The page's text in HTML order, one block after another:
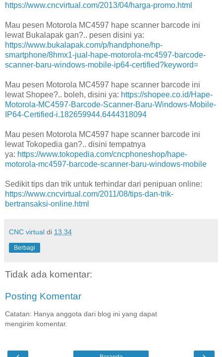
https://www.cncvirtual.com/2013/04/harga-promo.html
Mau pesen Motorola MC4597 hape scanner barcode ini
lewat Bukalapak gan?.. pesen disini ya:
https://www.bukalapak.com/p/handphone/hp-
smartphone/8hmx1-jual-hape-motorola-mc4597-barcode-
scanner-baru-windows-mobile-ip64-certified?keyword=
Mau pesen Motorola MC4597 hape scanner barcode ini
lewat Shopee?.. boleh, disini ya: https://shopee.co.id/Hape-
Motorola-MC4597-Barcode-Scanner-Baru-Windows-Mobile-
IP64-Certified-i.182659944.6444318094
Mau pesen Motorola MC4597 hape scanner barcode ini
lewat Tokopedia gan?.. disini tempatnya
ya: https://www.tokopedia.com/cncphoneshop/hape-
motorola-mc4597-barcode-scanner-baru-windows-mobile
Sedikit tips dan trik untuk terhindar dari penipuan online:
https://www.cncvirtual.com/2011/08/tips-dan-trik-
bertransaksi-online.html
CNC virtual di 13.34
Berbagi
Tidak ada komentar:
Posting Komentar
Catatan: Hanya anggota dari blog ini yang dapat
mengirim komentar.